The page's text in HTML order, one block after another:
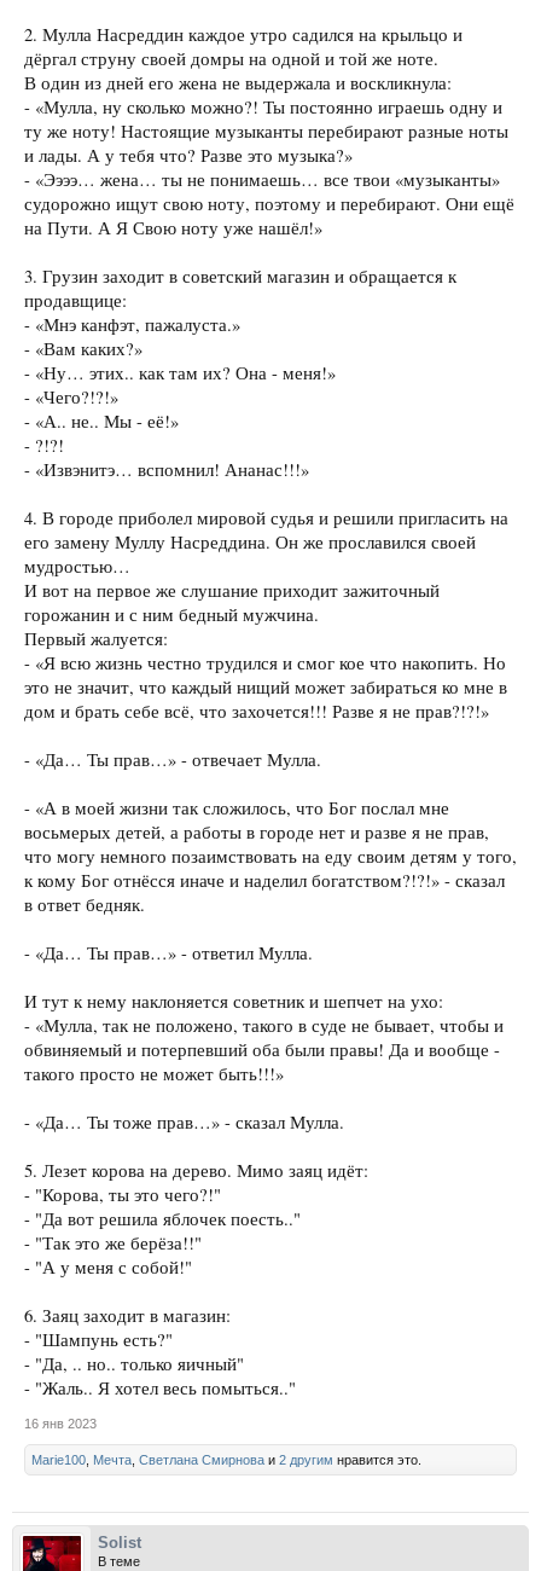
2. Мулла Насреддин каждое утро садился на крыльцо и
дёргал струну своей домры на одной и той же ноте.
В один из дней его жена не выдержала и воскликнула:
- «Мулла, ну сколько можно?! Ты постоянно играешь одну и
ту же ноту! Настоящие музыканты перебирают разные ноты
и лады. А у тебя что? Разве это музыка?»
- «Ээээ… жена… ты не понимаешь… все твои «музыканты»
судорожно ищут свою ноту, поэтому и перебирают. Они ещё
на Пути. А Я Свою ноту уже нашёл!»
3. Грузин заходит в советский магазин и обращается к
продавщице:
- «Мнэ канфэт, пажалуста.»
- «Вам каких?»
- «Ну… этих.. как там их? Она - меня!»
- «Чего?!?!»
- «А.. не.. Мы - её!»
- ?!?!
- «Извэнитэ… вспомнил! Ананас!!!»
4. В городе приболел мировой судья и решили пригласить на
его замену Муллу Насреддина. Он же прославился своей
мудростью…
И вот на первое же слушание приходит зажиточный
горожанин и с ним бедный мужчина.
Первый жалуется:
- «Я всю жизнь честно трудился и смог кое что накопить. Но
это не значит, что каждый нищий может забираться ко мне в
дом и брать себе всё, что захочется!!! Разве я не прав?!?!»
- «Да… Ты прав…» - отвечает Мулла.
- «А в моей жизни так сложилось, что Бог послал мне
восьмерых детей, а работы в городе нет и разве я не прав,
что могу немного позаимствовать на еду своим детям у того,
к кому Бог отнёсся иначе и наделил богатством?!?!» - сказал
в ответ бедняк.
- «Да… Ты прав…» - ответил Мулла.
И тут к нему наклоняется советник и шепчет на ухо:
- «Мулла, так не положено, такого в суде не бывает, чтобы и
обвиняемый и потерпевший оба были правы! Да и вообще -
такого просто не может быть!!!»
- «Да… Ты тоже прав…» - сказал Мулла.
5. Лезет корова на дерево. Мимо заяц идёт:
- "Корова, ты это чего?!"
- "Да вот решила яблочек поесть.."
- "Так это же берёза!!"
- "А у меня с собой!"
6. Заяц заходит в магазин:
- "Шампунь есть?"
- "Да, .. но.. только яичный"
- "Жаль.. Я хотел весь помыться.."
16 янв 2023
Marie100 Мечта Светлана Смирнова и 2 другим нравится это.
Solist
В теме